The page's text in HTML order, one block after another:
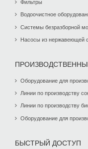
Фильтры
Водоочистное
Системы безразборной
Насосы из нержавеющей
Оборудование для
Линии по производству
Линии по производству
Оборудование для
БЫСТРЫЙ ДОСТУП